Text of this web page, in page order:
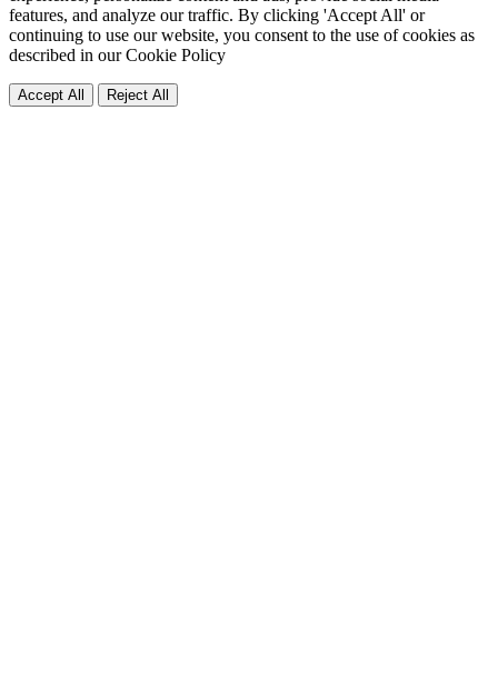
features, and analyze our traffic. By clicking 'Accept All' or
continuing to use our website, you consent to the use of cookies as
described in ourCookie Policy
Accept All Reject All